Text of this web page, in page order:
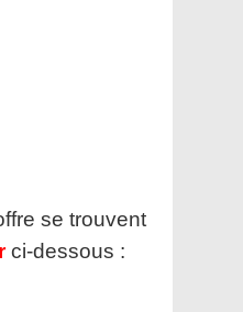
se trouvent
ci-dessous :